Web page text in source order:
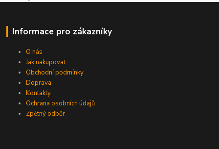
Informace pro zákazníky
O nás
Jak nakupovat
Obchodní podmínky
Doprava
Kontakty
Ochrana osobních údajů
Zpětný odběr